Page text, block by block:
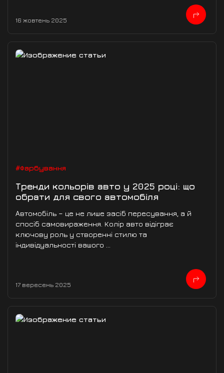
16 жовтень 2025
#Фарбування
Тренди кольорів авто у 2025 році: що
обрати для свого автомобіля
Автомобіль – це не лише засіб пересування, а й
спосіб самовираження. Колір авто відіграє
ключову роль у створенні стилю та
індивідуальності вашого ...
17 вересень 2025